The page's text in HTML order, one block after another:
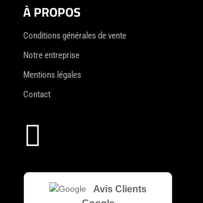
À PROPOS
Conditions générales de vente
Notre entreprise
Mentions légales
Contact

Avis Clients